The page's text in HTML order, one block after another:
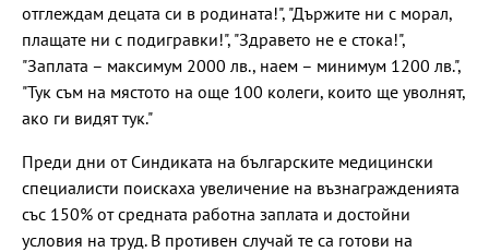
отглеждам децата си в родината!", "Държите ни с морал,
плащате ни с подигравки!", "Здравето не е стока!",
"Заплата – максимум 2000 лв., наем – минимум 1200 лв.",
"Тук съм на мястото на още 100 колеги, които ще уволнят,
ако ги видят тук."
Преди дни от Синдиката на българските медицински
специалисти поискаха увеличение на възнагражденията
със 150% от средната работна заплата и достойни
условия на труд. В противен случай те са готови на